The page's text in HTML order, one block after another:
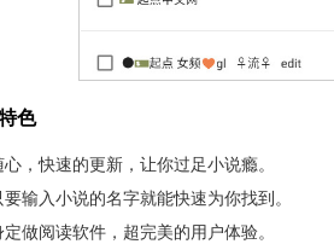
色
，快速的更新，让你过足小说瘾。
输入小说的名字就能快速为你找到。
做阅读软件，超完美的用户体验。